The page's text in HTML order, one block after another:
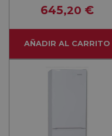
645,20 €
AÑADIR AL CARRITO